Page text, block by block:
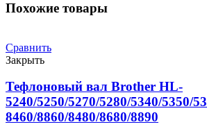
Похожие товары
Сравнить
Закрыть
Тефлоновый вал Brother HL-
5240/5250/5270/5280/5340/5350/
8460/8860/8480/8680/8890